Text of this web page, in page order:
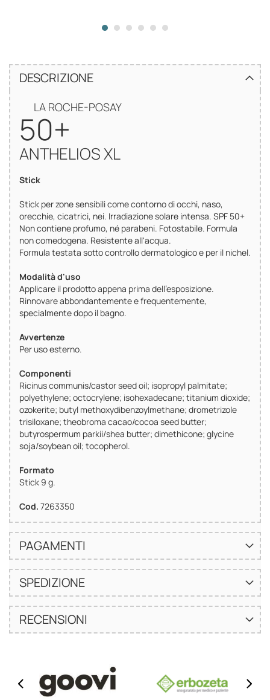
DESCRIZIONE
LA ROCHE-POSAY
50+
ANTHELIOS XL
Stick
Stick per zone sensibili come contorno di occhi, naso,
orecchie, cicatrici, nei. Irradiazione solare intensa. SPF 50+
Non contiene profumo, né parabeni. Fotostabile. Formula
non comedogena. Resistente all'acqua.
Formula testata sotto controllo dermatologico e per il nichel.
Modalità d'uso
Applicare il prodotto appena prima dell'esposizione.
Rinnovare abbondantemente e frequentemente,
specialmente dopo il bagno.
Avvertenze
Per uso esterno.
Componenti
Ricinus communis/castor seed oil; isopropyl palmitate;
polyethylene; octocrylene; isohexadecane; titanium dioxide;
ozokerite; butyl methoxydibenzoylmethane; drometrizole
trisiloxane; theobroma cacao/cocoa seed butter;
butyrospermum parkii/shea butter; dimethicone; glycine
soja/soybean oil; tocopherol.
Formato
Stick 9 g.
Cod. 7263350
PAGAMENTI
SPEDIZIONE
RECENSIONI